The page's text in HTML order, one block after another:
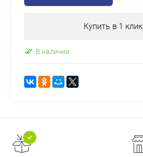
Купить в 1 клик
В наличии